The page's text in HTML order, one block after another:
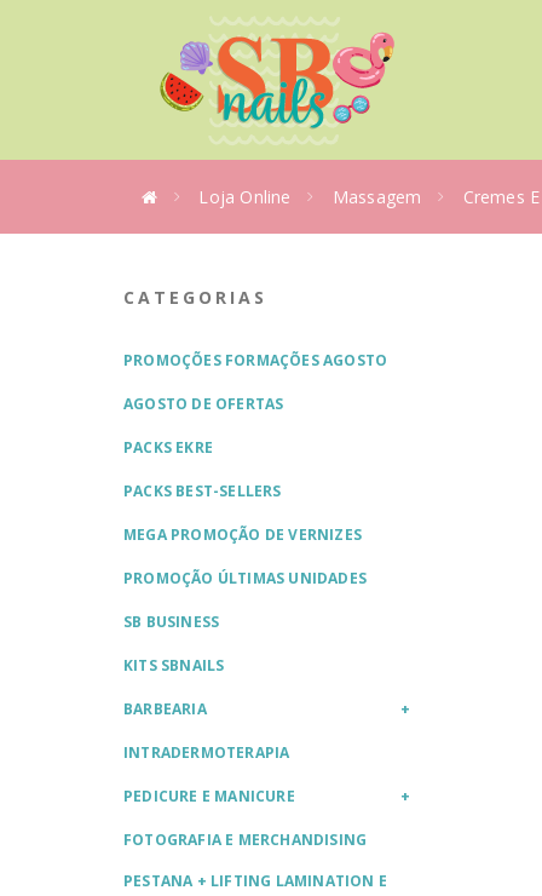
Loja Online Massagem Cremes
CATEGORIAS
PROMOÇÕES FORMAÇÕES AGOSTO
AGOSTO DE OFERTAS
PACKS EKRE
PACKS BEST-SELLERS
MEGA PROMOÇÃO DE VERNIZES
PROMOÇÃO ÚLTIMAS UNIDADES
SB BUSINESS
KITS SBNAILS
BARBEARIA
INTRADERMOTERAPIA
PEDICURE E MANICURE
FOTOGRAFIA E MERCHANDISING
PESTANA + LIFTING LAMINATION E